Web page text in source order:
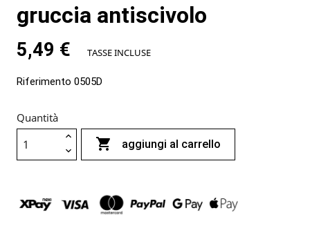
gruccia antiscivolo
5,49 € TASSE INCLUSE
Riferimento 0505D
Quantità
 aggiungi al carrello